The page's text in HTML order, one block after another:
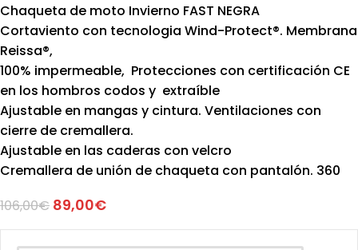
Chaqueta de moto Invierno FAST NEGRA
Cortaviento con tecnologia Wind-Protect®. Membrana
Reissa®,
100% impermeable, Protecciones con certificación CE
en los hombros codos y extraíble
Ajustable en mangas y cintura. Ventilaciones con
cierre de cremallera.
Ajustable en las caderas con velcro
Cremallera de unión de chaqueta con pantalón. 360
106,00€ 89,00€